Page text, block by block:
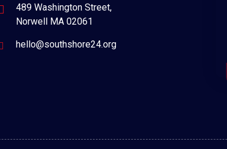
489 Washington Street,
Norwell MA 02061
hello@southshore24.org